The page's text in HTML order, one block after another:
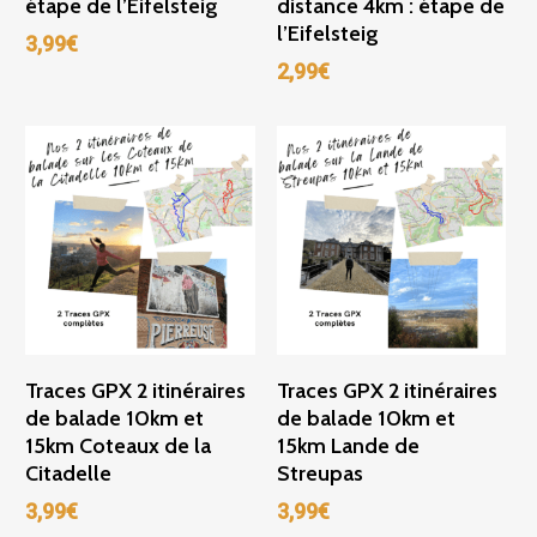
étape de l’Eifelsteig
3,99€
distance 4km : étape de
l’Eifelsteig
2,99€
Ajouter Au Panier
Traces GPX 2 itinéraires
de balade 10km et
15km Coteaux de la
Citadelle
3,99€
Ajouter Au Panier
Traces GPX 2 itinéraires
de balade 10km et
15km Lande de
Streupas
3,99€